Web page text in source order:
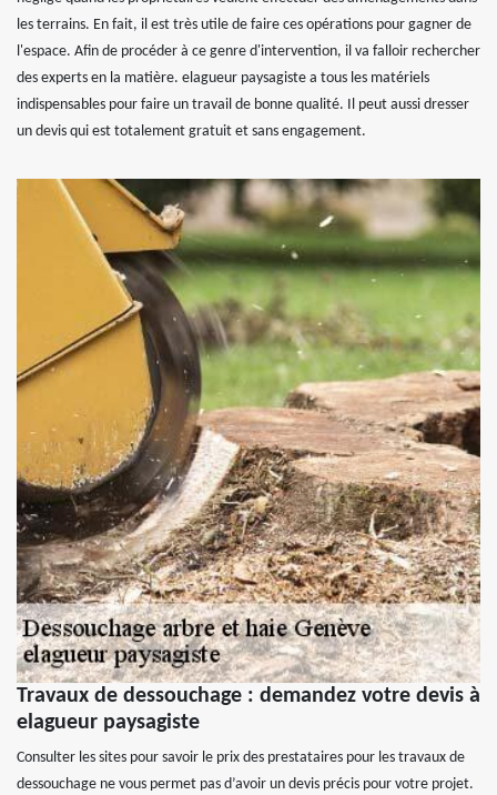
les terrains. En fait, il est très utile de faire ces opérations pour gagner de
l'espace. Afin de procéder à ce genre d'intervention, il va falloir rechercher
des experts en la matière. elagueur paysagiste a tous les matériels
indispensables pour faire un travail de bonne qualité. Il peut aussi dresser
un devis qui est totalement gratuit et sans engagement.
Travaux de dessouchage : demandez votre devis à
elagueur paysagiste
Consulter les sites pour savoir le prix des prestataires pour les travaux de
dessouchage ne vous permet pas d’avoir un devis précis pour votre projet.